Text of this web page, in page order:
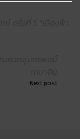
Next post